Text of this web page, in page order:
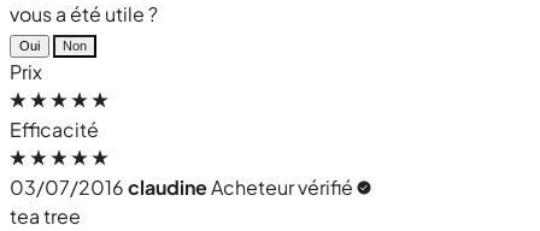
vous a été utile ?
Oui Non
Prix
Efficacité
03/07/2016claudineAcheteur vérifié
tea tree